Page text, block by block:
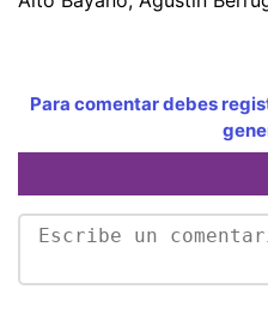
Para comentar debes